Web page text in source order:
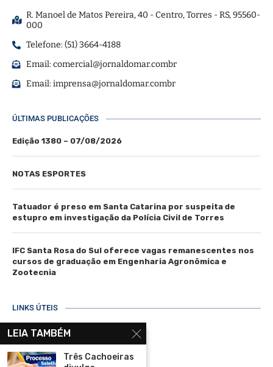
R. Manoel de Matos Pereira, 40 - Centro, Torres - RS, 95560-
000
Telefone: (51) 3664-4188
Email:comercial@jornaldomar.combr
Email:imprensa@jornaldomar.combr
ÚLTIMAS PUBLICAÇÕES
Edição 1380 – 07/08/2026
NOTAS ESPORTES
Tatuador é preso em Santa Catarina por suspeita de
estupro em investigação da Polícia Civil de Torres
IFC Santa Rosa do Sul oferece vagas remanescentes nos
cursos de graduação em Engenharia Agronômica e
Zootecnia
LINKS ÚTEIS
Home
Assinar
LEIA TAMBÉM
Três Cachoeiras